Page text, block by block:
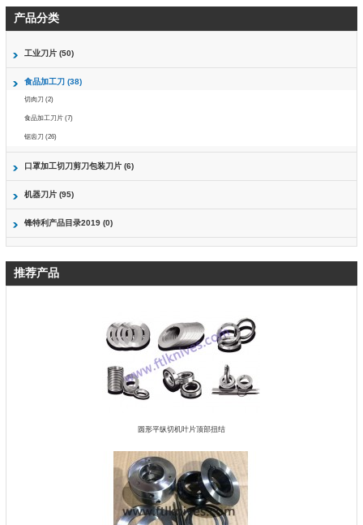
产品分类
工业刀片 (50)
食品加工刀 (38)
切肉刀 (2)
食品加工刀片 (7)
锯齿刀 (26)
口罩加工切刀剪刀包装刀片 (6)
机器刀片 (95)
锋特利产品目录2019 (0)
推荐产品
圆形平纵切机叶片顶部扭结